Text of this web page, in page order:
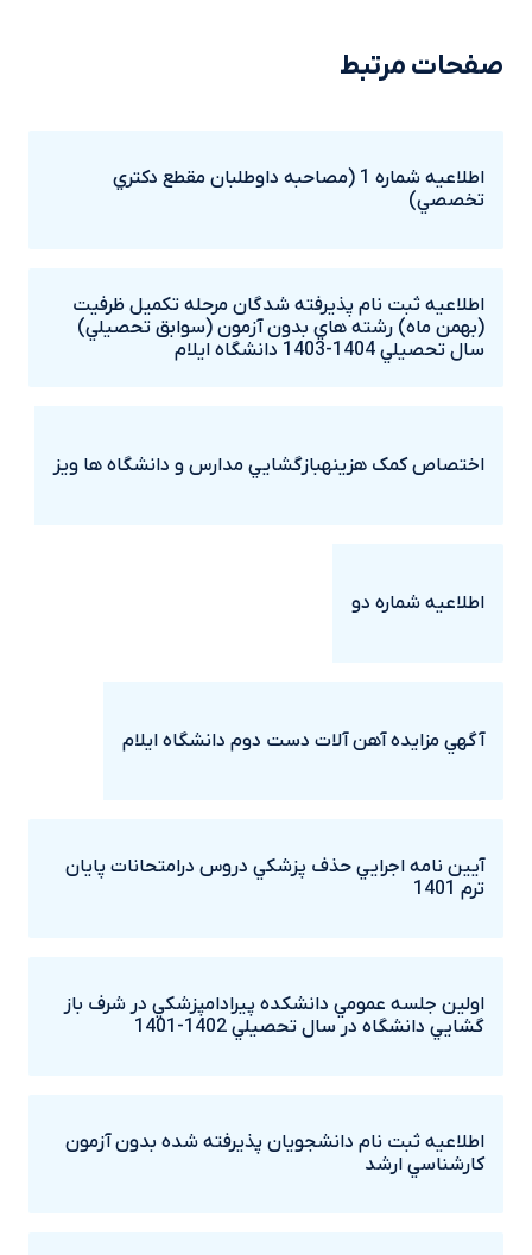
صفحات مرتبط
اطلاعيه شماره 1 (مصاحبه داوطلبان مقطع دکتري
تخصصي)
اطلاعيه ثبت نام پذيرفته شدگان مرحله تکميل ظرفيت
(بهمن ماه) رشته هاي بدون آزمون (سوابق تحصيلي)
سال تحصيلي 1404-1403 دانشگاه ايلام
اختصاص کمک هزينهبازگشايي مدارس و دانشگاه ها ويز
اطلاعيه شماره دو
آگهي مزايده آهن آلات دست دوم دانشگاه ايلام
آيين نامه اجرايي حذف پزشکي دروس درامتحانات پايان
ترم 1401
اولين جلسه عمومي دانشکده پيرادامپزشکي در شرف باز
گشايي دانشگاه در سال تحصيلي 1402-1401
اطلاعيه ثبت نام دانشجويان پذيرفته شده بدون آزمون
کارشناسي ارشد